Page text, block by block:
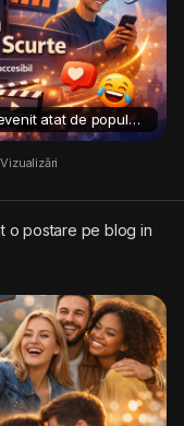
De ce videoclipurile scurte au devenit atat de populare si ce beneficii aduc?
Vizualizări
o postare pe blog in